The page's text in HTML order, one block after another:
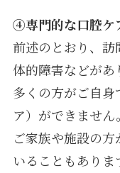
④専門的な口腔ケ
前述のとおり、
体的障害などがあ
多くの方がご自
ア）ができません。
ご家族や施設の
いることもありま